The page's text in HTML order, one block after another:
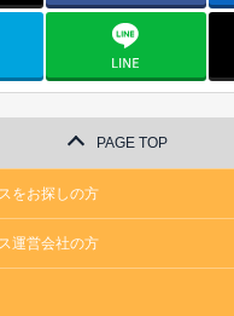
PAGE TOP
をお探しの方
運営会社の方